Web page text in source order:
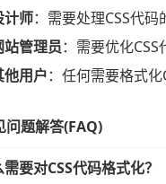
计师：需要处理CSS代码
站管理员：需要优化
他用户：任何需要格式化
问题解答(FAQ)
要对CSS代码格式化？